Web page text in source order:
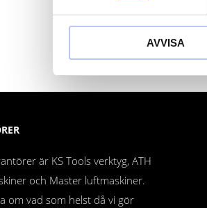
AVVISA
är KS Tools verktyg, ATH
och Master luftmaskiner.
om vad som helst då vi gör